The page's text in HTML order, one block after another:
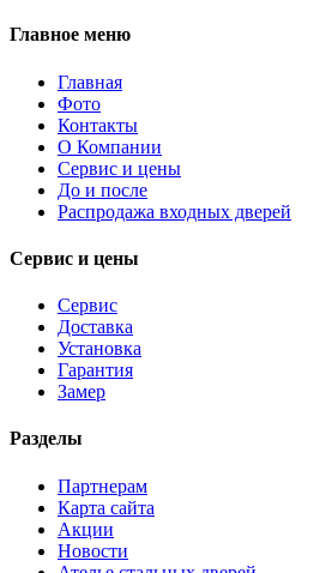
Главное меню
Главная
Фото
Контакты
О Компании
Сервис и цены
До и после
Распродажа входных дверей
Сервис и цены
Сервис
Доставка
Установка
Гарантия
Замер
Разделы
Партнерам
Карта сайта
Акции
Новости